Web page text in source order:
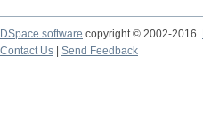
DSpace software copyright © 2002-2016
Contact Us
Send Feedback